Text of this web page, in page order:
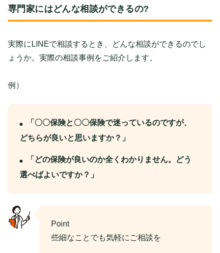
専門家にはどんな相談ができるの?
実際にLINEで相談するとき、どんな相談ができるのでし
ょうか。実際の相談事例をご紹介します。
例）
「〇〇保険と〇〇保険で迷っているのですが、
どちらが良いと思いますか？」
「どの保険が良いのか全くわかりません。どう
選べばよいですか？」
Point
些細なことでも気軽にご相談を